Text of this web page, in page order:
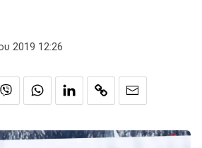
2019 12:26